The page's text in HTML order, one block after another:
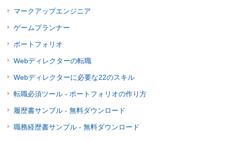
マークアップエンジニア
ゲームプランナー
ポートフォリオ
Webディレクターの転職
Webディレクターに必要な22のスキル
転職必須ツール - ポートフォリオの作り方
履歴書サンプル - 無料ダウンロード
職務経歴書サンプル - 無料ダウンロード